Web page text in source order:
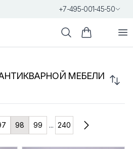
+7-495-001-45-50
ПоискКорзина
МЕБЕЛИ
98 99 ... 240